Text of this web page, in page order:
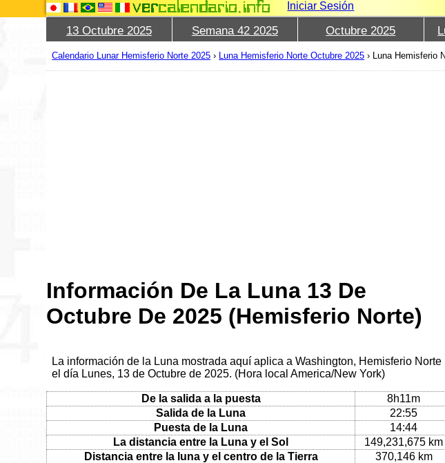
Iniciar Sesión
13 Octubre 2025 Semana 42 2025 Octubre 2025
Calendario Lunar Hemisferio Norte 2025 › Luna Hemisferio Norte Octubre 2025 › Luna Hemisferio
Información De La Luna 13 De
Octubre De 2025 (Hemisferio Norte)
La información de la Luna mostrada aquí aplica a Washington, Hemisferio Norte
el día Lunes, 13 de Octubre de 2025. (Hora local America/New York)
De la salida a la puesta
8h11m
Salida de la Luna
22:55
Puesta de la Luna
14:44
La distancia entre la Luna y el Sol
149,231,675 km
Distancia entre la luna y el centro de la Tierra
370,146 km